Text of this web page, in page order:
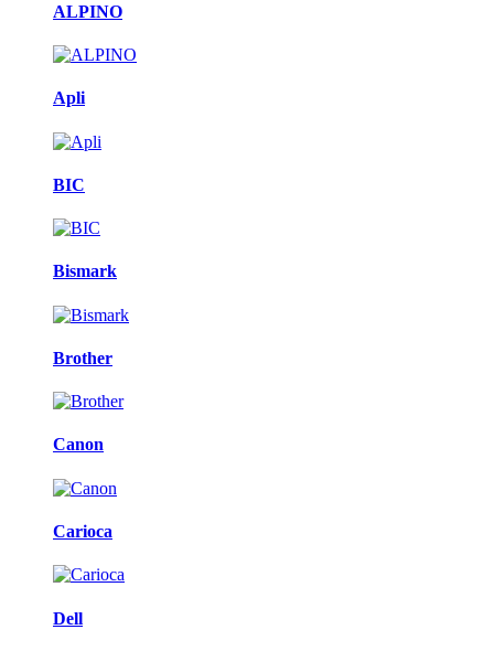
ALPINO
Apli
BIC
Bismark
Brother
Canon
Carioca
Dell